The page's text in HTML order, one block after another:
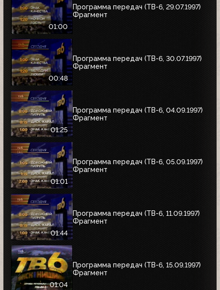
01:00
Программа передач (ТВ-6, 29.07.1997)
Фрагмент
00:48
Программа передач (ТВ-6, 30.07.1997)
Фрагмент
01:25
Программа передач (ТВ-6, 04.09.1997)
Фрагмент
01:01
Программа передач (ТВ-6, 05.09.1997)
Фрагмент
01:44
Программа передач (ТВ-6, 11.09.1997)
Фрагмент
01:04
Программа передач (ТВ-6, 15.09.1997)
Фрагмент